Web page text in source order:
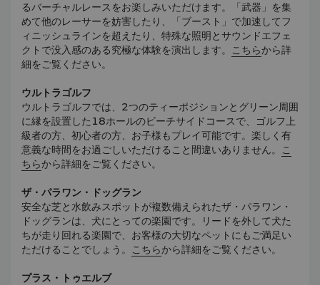
るバーチャルレースをお楽しみいただけます。「武器」を集
めて他のレーサーを妨害したり、「ブースト」で加速してフ
ィニッシュラインを超えたり、特殊な照明とサウンドエフェ
クトで没入感のある究極な体験を演出します。
こちらから詳
細をご覧ください。
ウルトラゴルフ
ウルトラゴルフでは、2つのティーポジションとグリーン周囲
に縁を設置した18ホールのビーチサイドコースで、ゴルフ上
級者の方、初心者の方、お子様もプレイ可能です。楽しく有
意義な時間をお過ごしいただけること間違いありません。
こ
ちらから詳細をご覧ください。
ザ・パラワン・ドッグラン
安全な芝と水飲みスポットが複数備えられたザ・パラワン・
ドッグランは、犬にとっての楽園です。リードを外して犬た
ちが走り回れる楽園で、お客様の大切なペットにもご満足い
ただけることでしょう。
こちらから詳細をご覧ください。
プラス・トゥエルブ